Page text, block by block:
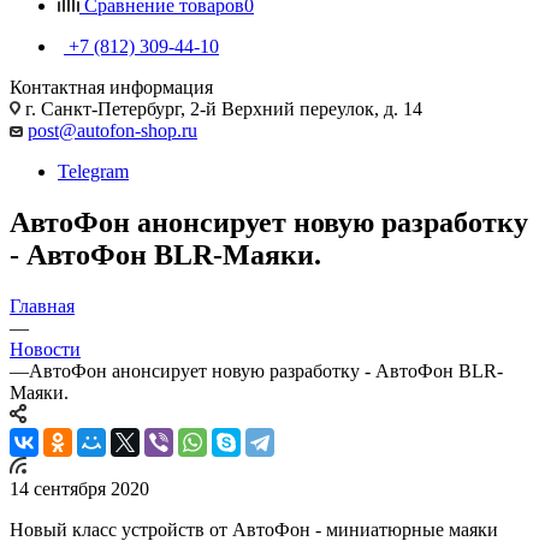
Сравнение товаров0
+7 (812) 309-44-10
Контактная информация
г. Санкт-Петербург, 2-й Верхний переулок, д. 14
post@autofon-shop.ru
Telegram
АвтоФон анонсирует новую разработку
- АвтоФон BLR-Маяки.
Главная
—
Новости
—АвтоФон анонсирует новую разработку - АвтоФон BLR-
Маяки.
14 сентября 2020
Новый класс устройств от АвтоФон - миниатюрные маяки